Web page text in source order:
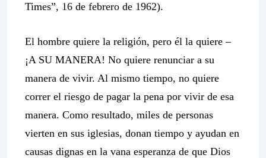
Times”, 16 de febrero de 1962).
El hombre quiere la religión, pero él la quiere –
¡A SU MANERA! No quiere renunciar a su
manera de vivir. Al mismo tiempo, no quiere
correr el riesgo de pagar la pena por vivir de esa
manera. Como resultado, miles de personas
vierten en sus iglesias, donan tiempo y ayudan en
causas dignas en la vana esperanza de que Dios